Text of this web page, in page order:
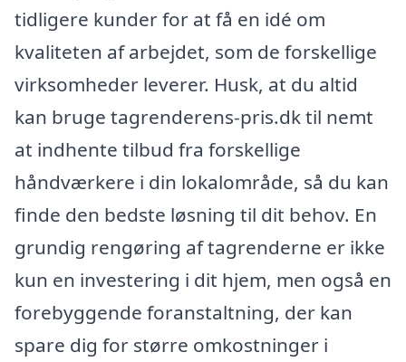
tidligere kunder for at få en idé om
kvaliteten af arbejdet, som de forskellige
virksomheder leverer. Husk, at du altid
kan bruge tagrenderens-pris.dk til nemt
at indhente tilbud fra forskellige
håndværkere i din lokalområde, så du kan
finde den bedste løsning til dit behov. En
grundig rengøring af tagrenderne er ikke
kun en investering i dit hjem, men også en
forebyggende foranstaltning, der kan
spare dig for større omkostninger i